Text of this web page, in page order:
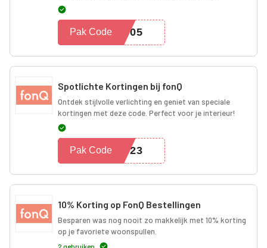
2305
Pak Code
Spotlichte Kortingen bij fonQ
Ontdek stijlvolle verlichting en geniet van speciale
kortingen met deze code. Perfect voor je interieur!
0523
Pak Code
10% Korting op FonQ Bestellingen
Besparen was nog nooit zo makkelijk met 10% korting
op je favoriete woonspullen.
2 gebruiken